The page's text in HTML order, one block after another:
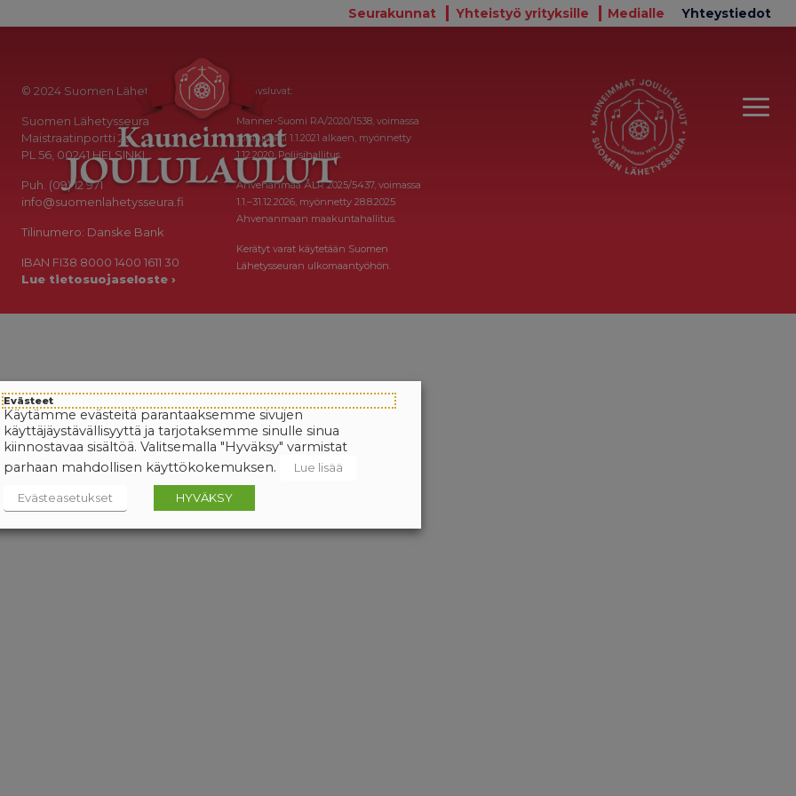
Seurakunnat Yhteistyö yrityksille Medialle Yhteystiedot
© 2024 Suomen Lähetysseura
Suomen Lähetysseura
Maistraatinportti 2a
PL 56, 00241 HELSINKI
Puh. (09) 12 971
info@suomenlahetysseura.fi
Tilinumero: Danske Bank
IBAN FI38 8000 1400 1611 30
Lue tietosuojaseloste ›
Keräysluvat:
Manner-Suomi RA/2020/1538, voimassa
toistaiseksi 1.1.2021 alkaen, myönnetty
1.12.2020, Poliisihallitus.
Ahvenanmaa ÅLR 2025/5437, voimassa
1.1.–31.12.2026, myönnetty 28.8.2025
Ahvenanmaan maakuntahallitus.
Kerätyt varat käytetään Suomen
Lähetysseuran ulkomaantyöhön.
Evästeet
Käytämme evästeitä parantaaksemme sivujen
käyttäjäystävällisyyttä ja tarjotaksemme sinulle sinua
kiinnostavaa sisältöä. Valitsemalla "Hyväksy" varmistat
parhaan mahdollisen käyttökokemuksen.
Lue lisää
Evästeasetukset HYVÄKSY